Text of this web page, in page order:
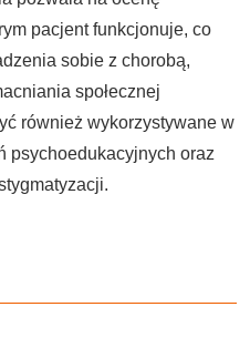
pacjent funkcjonuje, co
sobie z chorobą,
społecznej
również wykorzystywane w
psychoedukacyjnych oraz